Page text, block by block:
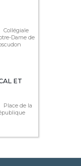
Collégiale
Dame de
ET
Place de la